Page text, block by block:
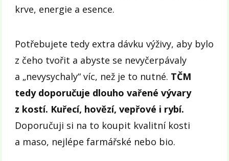
krve, energie a esence.
Potřebujete tedy extra dávku výživy, aby bylo
z čeho tvořit a abyste se nevyčerpávaly
a „nevysychaly“ víc, než je to nutné. TČM
tedy doporučuje dlouho vařené vývary
z kostí. Kuřecí, hovězí, vepřové i rybí.
Doporučuji si na to koupit kvalitní kosti
a maso, nejlépe farmářské nebo bio.